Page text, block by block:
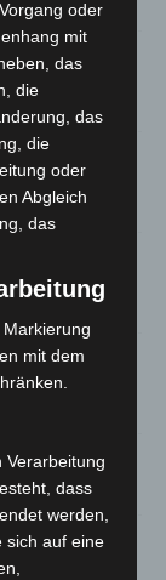
schnell
beim
sucht
oder
mit
das
die
das
die
oder
Abgleich
das
mit dem
Verarbeitung
dass
werden,
sich auf eine